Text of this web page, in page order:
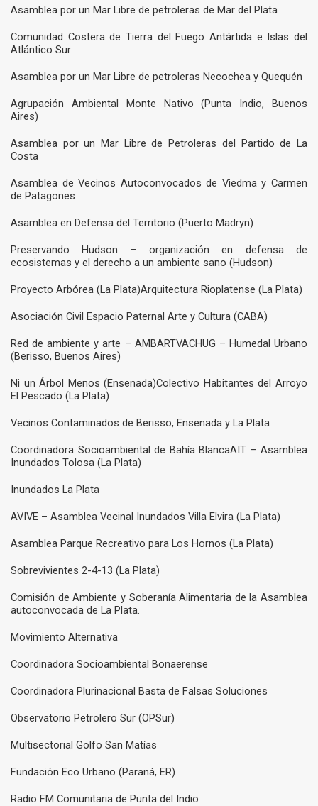
Asamblea por un Mar Libre de petroleras de Mar del Plata
Comunidad Costera de Tierra del Fuego Antártida e Islas del
Atlántico Sur
Asamblea por un Mar Libre de petroleras Necochea y Quequén
Agrupación Ambiental Monte Nativo (Punta Indio, Buenos
Aires)
Asamblea por un Mar Libre de Petroleras del Partido de La
Costa
Asamblea de Vecinos Autoconvocados de Viedma y Carmen
de Patagones
Asamblea en Defensa del Territorio (Puerto Madryn)
Preservando Hudson – organización en defensa de
ecosistemas y el derecho a un ambiente sano (Hudson)
Proyecto Arbórea (La Plata)Arquitectura Rioplatense (La Plata)
Asociación Civil Espacio Paternal Arte y Cultura (CABA)
Red de ambiente y arte – AMBARTVACHUG – Humedal Urbano
(Berisso, Buenos Aires)
Ni un Árbol Menos (Ensenada)Colectivo Habitantes del Arroyo
El Pescado (La Plata)
Vecinos Contaminados de Berisso, Ensenada y La Plata
Coordinadora Socioambiental de Bahía BlancaAIT – Asamblea
Inundados Tolosa (La Plata)
Inundados La Plata
AVIVE – Asamblea Vecinal Inundados Villa Elvira (La Plata)
Asamblea Parque Recreativo para Los Hornos (La Plata)
Sobrevivientes 2-4-13 (La Plata)
Comisión de Ambiente y Soberanía Alimentaria de la Asamblea
autoconvocada de La Plata.
Movimiento Alternativa
Coordinadora Socioambiental Bonaerense
Coordinadora Plurinacional Basta de Falsas Soluciones
Observatorio Petrolero Sur (OPSur)
Multisectorial Golfo San Matías
Fundación Eco Urbano (Paraná, ER)
Radio FM Comunitaria de Punta del Indio